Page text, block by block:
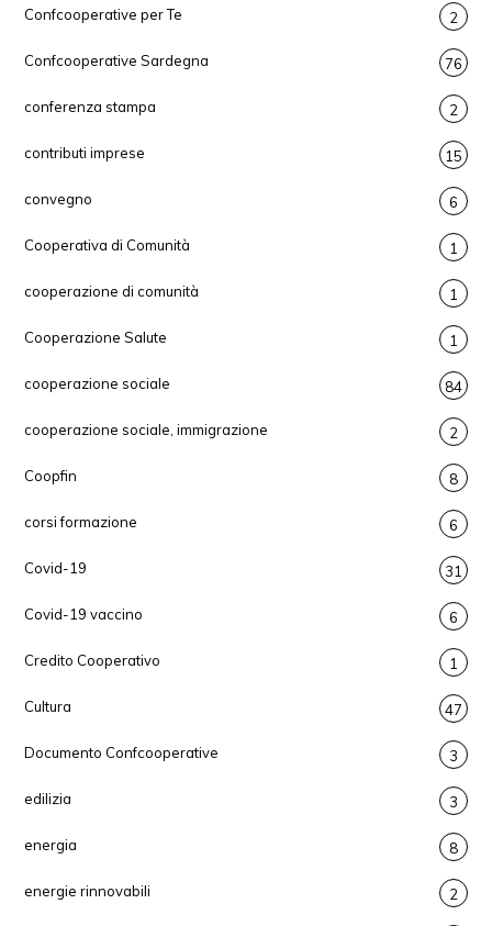
Confcooperative per Te 2
Confcooperative Sardegna 76
conferenza stampa 2
contributi imprese 15
convegno 6
Cooperativa di Comunità 1
cooperazione di comunità 1
Cooperazione Salute 1
cooperazione sociale 84
cooperazione sociale, immigrazione 2
Coopfin 8
corsi formazione 6
Covid-19 31
Covid-19 vaccino 6
Credito Cooperativo 1
Cultura 47
Documento Confcooperative 3
edilizia 3
energia 8
energie rinnovabili 2